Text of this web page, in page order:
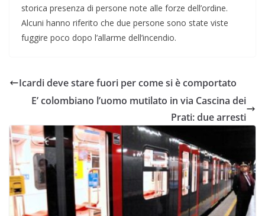
storica presenza di persone note alle forze dell’ordine.
Alcuni hanno riferito che due persone sono state viste
fuggire poco dopo l’allarme dell’incendio.
Icardi deve stare fuori per come si è comportato
E’ colombiano l’uomo mutilato in via Cascina dei
Prati: due arresti